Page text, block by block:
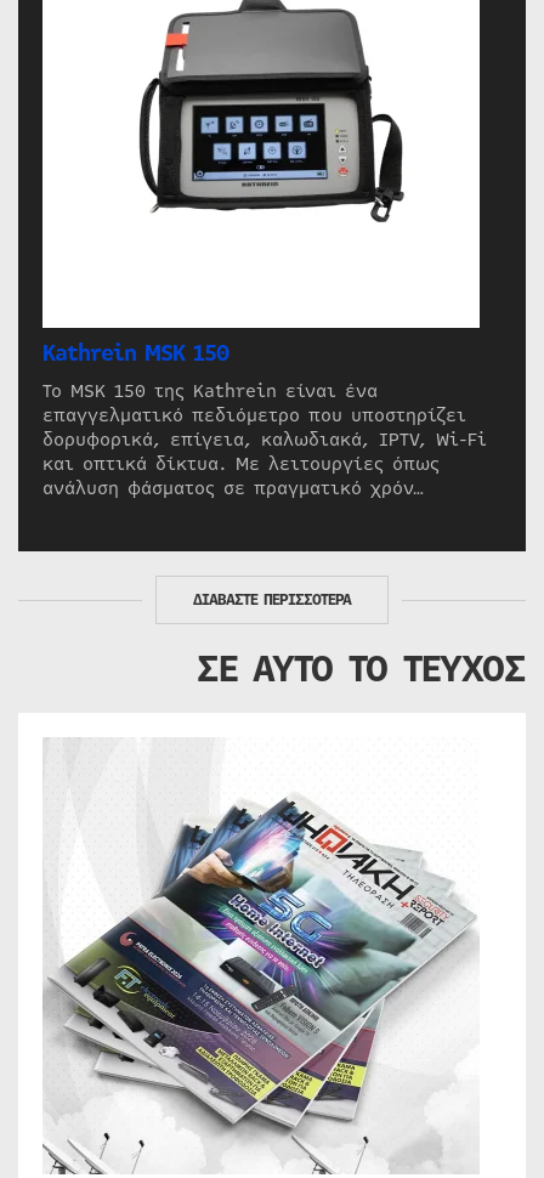
Kathrein MSK 150
Το MSK 150 της Kathrein είναι ένα
επαγγελματικό πεδιόμετρο που υποστηρίζει
δορυφορικά, επίγεια, καλωδιακά, IPTV, Wi-Fi
και οπτικά δίκτυα. Με λειτουργίες όπως
ανάλυση φάσματος σε πραγματικό χρόν…
ΔΙΑΒΑΣΤΕ ΠΕΡΙΣΣΟΤΕΡΑ
ΣΕ ΑΥΤΟ ΤΟ ΤΕΥΧΟΣ